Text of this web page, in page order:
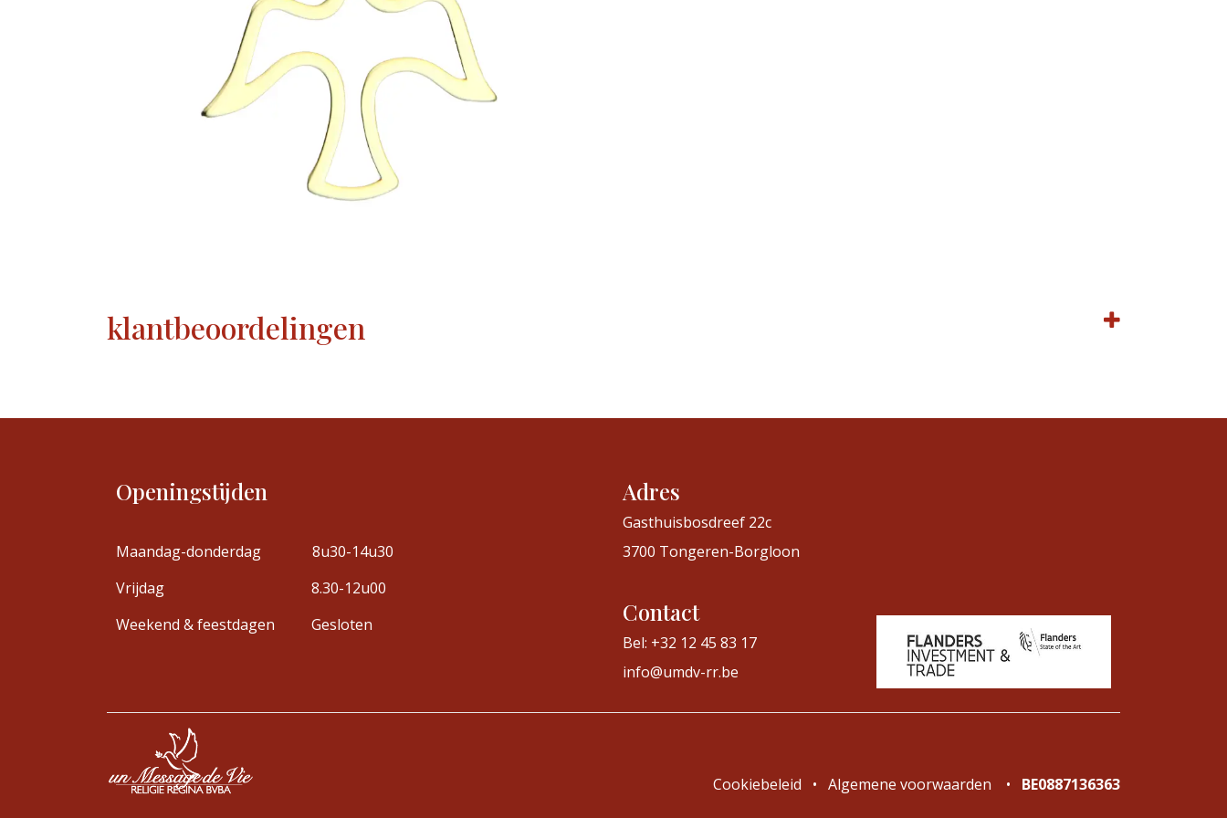
klantbeoordelingen
Openingstijden
Maandag-donderdag
8u30-14u30
Vrijdag
8.30-12u00
Weekend & feestdagen
Gesloten
Adres
Gasthuisbosdreef 22c
3700 Tongeren-Borgloon
Contact
Bel: +32 12 45 83 17
info@umdv-rr.be
Cookiebeleid • Algemene voorwaarden • BE0887136363